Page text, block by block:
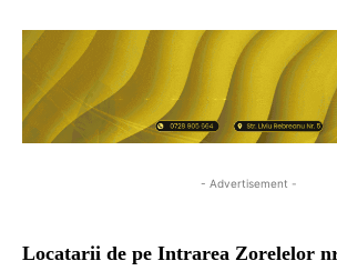
- Advertisement -
Locatarii de pe Intrarea Zorelelor